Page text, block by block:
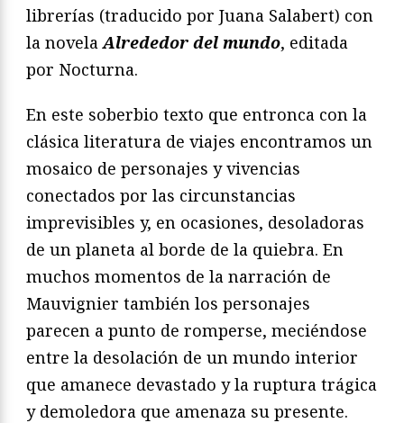
librerías (traducido por Juana Salabert) con
la novelaAlrededor del mundo, editada
por Nocturna.
En este soberbio texto que entronca con la
clásica literatura de viajes encontramos un
mosaico de personajes y vivencias
conectados por las circunstancias
imprevisibles y, en ocasiones, desoladoras
de un planeta al borde de la quiebra. En
muchos momentos de la narración de
Mauvignier también los personajes
parecen a punto de romperse, meciéndose
entre la desolación de un mundo interior
que amanece devastado y la ruptura trágica
y demoledora que amenaza su presente.